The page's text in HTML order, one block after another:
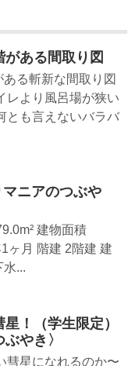
がある間取り図
る斬新な間取り図
レより風呂場が狭い
とも言えないバラバ
マニアのつぶや
建物面積
ヶ月 階建 2階建 建
...
！（学生限定）
やき〉
彗星になれるのか〜